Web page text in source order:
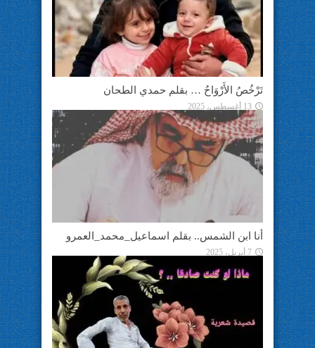
تَرْخُصُ الأَرْوَاحُ … بقلم حمدي الطحان
13 أغسطس، 2025
أنا ابن الشمس.. بقلم اسماعيل_محمد_العمرو
7 أبريل، 2025